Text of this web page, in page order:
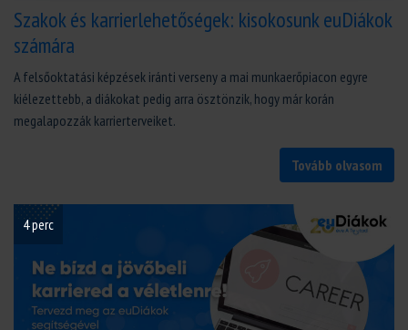
Szakok és karrierlehetőségek: kisokosunk euDiákok
számára
A felsőoktatási képzések iránti verseny a mai munkaerőpiacon egyre
kiélezettebb, a diákokat pedig arra ösztönzik, hogy már korán
megalapozzák karrierterveiket.
Tovább olvasom
4 perc